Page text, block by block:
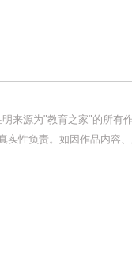
明来源为"教育之家"的所有
实性负责。如因作品内容